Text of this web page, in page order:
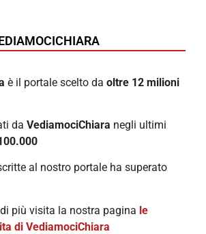
è il portale scelto da oltre 12 milioni
da VediamociChiara negli ultimi
al nostro portale ha superato
più visita la nostra pagina le
di VediamociChiara